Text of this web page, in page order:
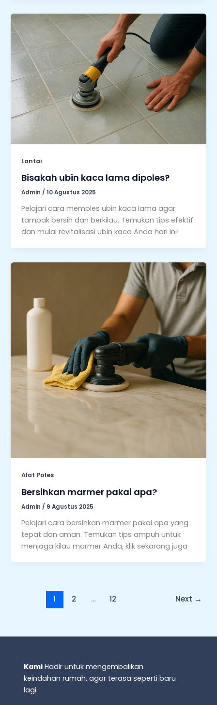
Lantai
Bisakah ubin kaca lama dipoles?
Admin/10 Agustus 2025
Pelajari cara memoles ubin kaca lama agar
tampak bersih dan berkilau. Temukan tips efektif
dan mulai revitalisasi ubin kaca Anda hari ini!
Alat Poles
Bersihkan marmer pakai apa?
Admin / 9 Agustus 2025
Pelajari cara bersihkan marmer pakai apa yang
tepat dan aman. Temukan tips ampuh untuk
menjaga kilau marmer Anda, klik sekarang juga
1 2 … 12 Next →
Kami Hadir untuk mengembalikan
keindahan rumah, agar terasa seperti baru
lagi.